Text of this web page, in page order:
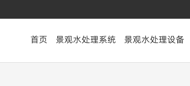
首页 景观水处理系统 景观水处理设备